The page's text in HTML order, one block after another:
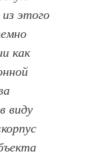
этого
как
виду